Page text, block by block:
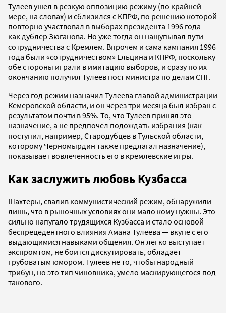
Тулеев ушел в резкую оппозицию режиму (по крайней
мере, на словах) и сблизился с КПРФ, по решению которой
повторно участвовал в выборах президента 1996 года —
как дублер Зюганова. Но уже тогда он нащупывал пути
сотрудничества с Кремлем. Впрочем и сама кампания 1996
года были «сотрудничеством» Ельцина и КПРФ, поскольку
обе стороны играли в имитацию выборов, и сразу по их
окончанию получил Тулеев пост министра по делам СНГ.
Через год режим назначил Тулеева главой администрации
Кемеровской области, и он через три месяца был избран с
результатом почти в 95%. То, что Тулеев принял это
назначение, а не предпочел подождать избрания (как
поступил, например, Стародубцев в Тульской области,
которому Черномырдин также предлагал назначение),
показывает вовлеченность его в кремлевские игры.
Как заслужить любовь Кузбасса
Шахтеры, свалив коммунистический режим, обнаружили
лишь, что в рыночных условиях они мало кому нужны. Это
сильно напугало трудящихся Кузбасса и стало основой
беспрецедентного влияния Амана Тулеева — вкупе с его
выдающимися навыками общения. Он легко выступает
экспромтом, не боится дискутировать, обладает
грубоватым юмором. Тулеев не то, чтобы народный
трибун, но это тип чиновника, умело маскирующегося под
такового.